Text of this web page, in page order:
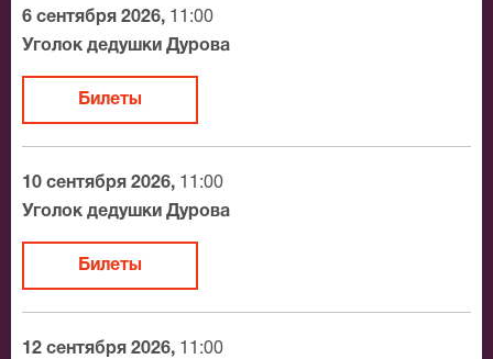
На нашем сайте всегда большой выбор билетов в
Дурова. Если не удалось найти нужные билеты на
Сказка рыбки золотой, позвоните нам в call-центр и
мы обязательно подберем Вам лучшие места по
доступной цене.
6 сентября 2026, 11:00
Уголок дедушки Дурова
Билеты
10 сентября 2026, 11:00
Уголок дедушки Дурова
Билеты
12 сентября 2026, 11:00